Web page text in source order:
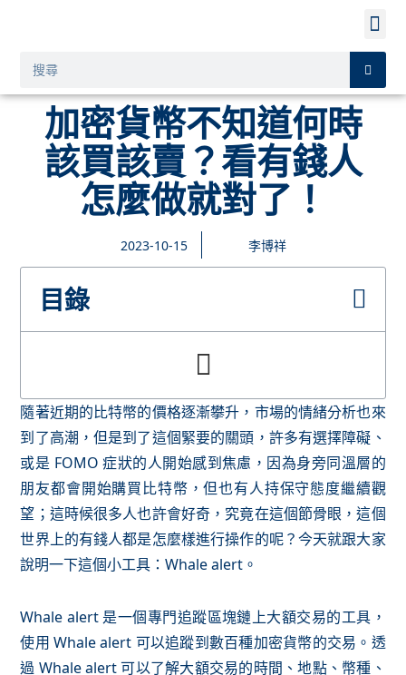
加密貨幣不知道何時
該買該賣？看有錢人
怎麼做就對了！
2023-10-15 李博祥
目錄
隨著近期的比特幣的價格逐漸攀升，市場的情緒分析也來
到了高潮，但是到了這個緊要的關頭，許多有選擇障礙、
或是 FOMO 症狀的人開始感到焦慮，因為身旁同溫層的
朋友都會開始購買比特幣，但也有人持保守態度繼續觀
望；這時候很多人也許會好奇，究竟在這個節骨眼，這個
世界上的有錢人都是怎麼樣進行操作的呢？今天就跟大家
說明一下這個小工具：Whale alert。
Whale alert 是一個專門追蹤區塊鏈上大額交易的工具，
使用 Whale alert 可以追蹤到數百種加密貨幣的交易。透
過 Whale alert 可以了解大額交易的時間、地點、幣種、